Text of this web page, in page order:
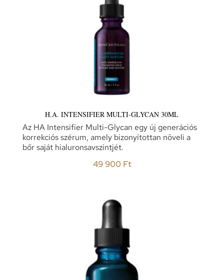
H.A. INTENSIFIER MULTI-GLYCAN 30ML
Az HA Intensifier Multi-Glycan egy új generációs
korrekciós szérum, amely bizonyítottan növeli a
bőr saját hialuronsavszintjét.
49 900 Ft